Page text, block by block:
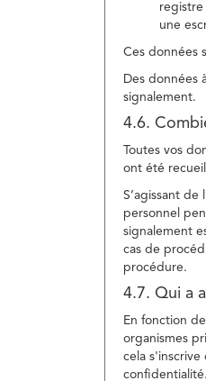
registre
une
Ces données
Des données
signalement.
4.6.
Toutes vos
ont été
S’agissant
personnel
signalement
cas de
procédure.
4.7. Qui a
En fonction
organismes
cela
confidentialité.